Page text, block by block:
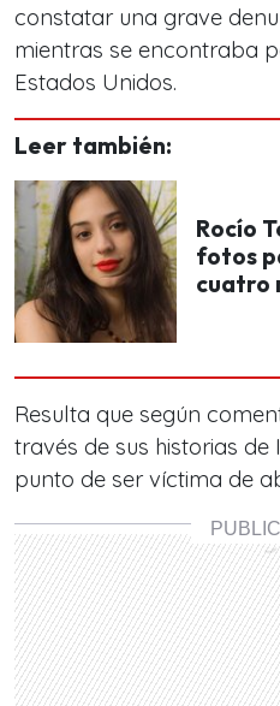
constatar una grave
mientras se encontraba
Estados Unidos.
Leer también:
Rocío
fotos
cuatro
Resulta que según
través de sus historias
punto de ser víctima de